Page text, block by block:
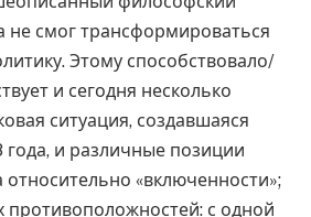
не смог трансформироваться
Этому способствовало/
и сегодня несколько
ситуация, создавшаяся
и различные позиции
относительно «включенности»;
противоположностей: с одной